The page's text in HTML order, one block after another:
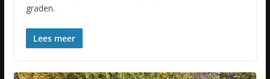
graden.
Lees meer